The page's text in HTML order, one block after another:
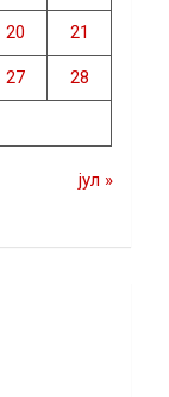
20 21
27 28
јул »